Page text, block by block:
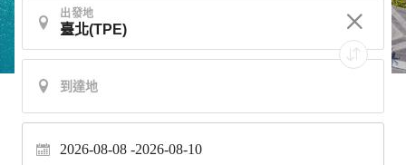
出發地
2026-08-08 2026-08-10